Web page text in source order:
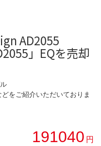
AD2055
」EQを売却
をご紹介いただいておりま
191040 円